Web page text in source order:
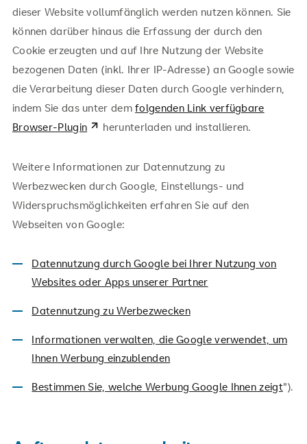
dieser Website vollumfänglich werden nutzen können. Sie
können darüber hinaus die Erfassung der durch den
Cookie erzeugten und auf Ihre Nutzung der Website
bezogenen Daten (inkl. Ihrer IP-Adresse) an Google sowie
die Verarbeitung dieser Daten durch Google verhindern,
indem Sie das unter demfolgenden Link verfügbare
Browser-Plugin
herunterladen und installieren.
Weitere Informationen zur Datennutzung zu
Werbezwecken durch Google, Einstellungs- und
Widerspruchsmöglichkeiten erfahren Sie auf den
Webseiten von Google:
Datennutzung durch Google bei Ihrer Nutzung von
Websites oder Apps unserer Partner
Datennutzung zu Werbezwecken
Informationen verwalten, die Google verwendet, um
Ihnen Werbung einzublenden
Bestimmen Sie, welche Werbung Google Ihnen zeigt").